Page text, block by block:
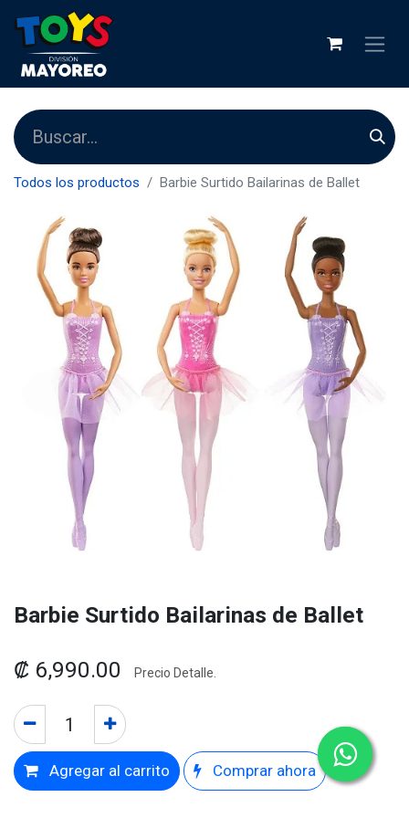
Todos los productos Barbie Surtido Bailarinas de Ballet
Barbie Surtido Bailarinas de Ballet
₡ 6,990.00 Precio Detalle.
Agregar al carrito Comprar ahora